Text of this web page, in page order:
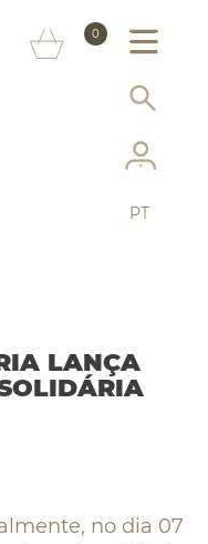
0
SERVIÇOS
PT
LANÇA
no dia 07